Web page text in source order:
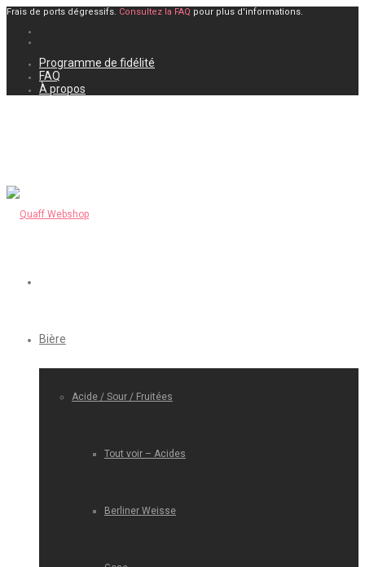
Frais de ports dégressifs. Consultez la FAQ pour plus d'informations.
Programme de fidélité
FAQ
À propos
Bière
Acide / Sour / Fruitées
Tout voir – Acides
Berliner Weisse